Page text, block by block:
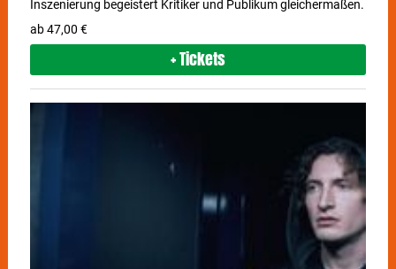
Inszenierung begeistert Kritiker und Publikum gleichermaßen.
ab 47,00 €
+ Tickets